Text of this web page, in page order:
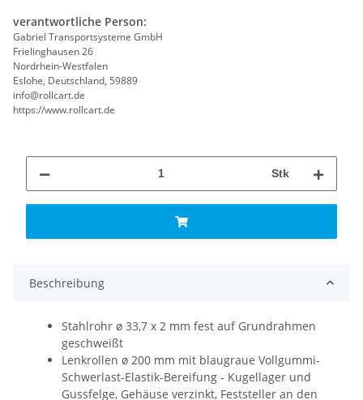
verantwortliche Person:
Gabriel Transportsysteme GmbH
Frielinghausen 26
Nordrhein-Westfalen
Eslohe, Deutschland, 59889
info@rollcart.de
https://www.rollcart.de
Stk
Beschreibung
Stahlrohr ø 33,7 x 2 mm fest auf Grundrahmen
geschweißt
Lenkrollen ø 200 mm mit blaugraue Vollgummi-
Schwerlast-Elastik-Bereifung - Kugellager und
Gussfelge, Gehäuse verzinkt, Feststeller an den